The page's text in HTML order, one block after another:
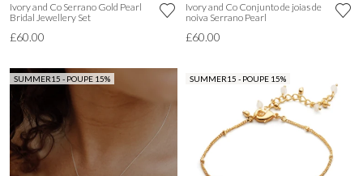
Ivory and Co Serrano Gold Pearl
Bridal Jewellery Set
£60.00
Ivory and Co Conjunto de joias de
noiva Serrano Pearl
£60.00
SUMMER15 - POUPE 15% SUMMER15 - POUPE 15%